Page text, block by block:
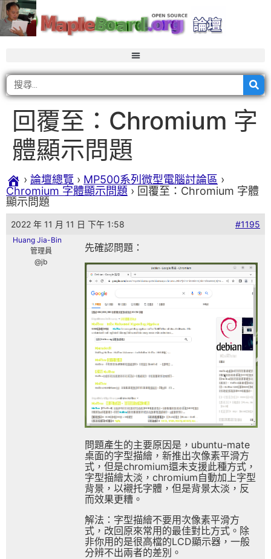
回覆至：Chromium 字
體顯示問題
› 論壇總覽 › MP500系列微型電腦討論區 ›
Chromium 字體顯示問題 › 回覆至：Chromium 字體
顯示問題
2022 年 11 月 11 日 下午 1:58 #1195
Huang Jia-Bin
管理員
@jb
先確認問題：
問題產生的主要原因是，ubuntu-mate
桌面的字型描繪，新推出次像素平滑方
式，但是chromium還未支援此種方式，
字型描繪太淡，chromium自動加上字型
背景，以襯托字體，但是背景太淡，反
而效果更糟。
解法：字型描繪不要用次像素平滑方
式，改回原來常用的最佳對比方式。除
非你用的是很高檔的LCD顯示器，一般
分辨不出兩者的差別。